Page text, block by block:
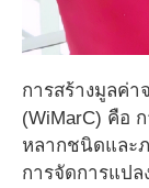
การสร้างมูลค่
(WiMarC) คือ
หลากชนิดและ
การจัดการแปล